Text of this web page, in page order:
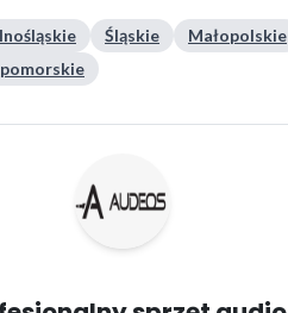
Śląskie Małopolskie